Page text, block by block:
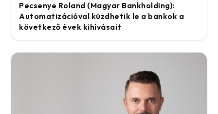
Pecsenye Roland (Magyar Bankholding):
Automatizációval küzdhetik le a bankok a
következő évek kihívásait